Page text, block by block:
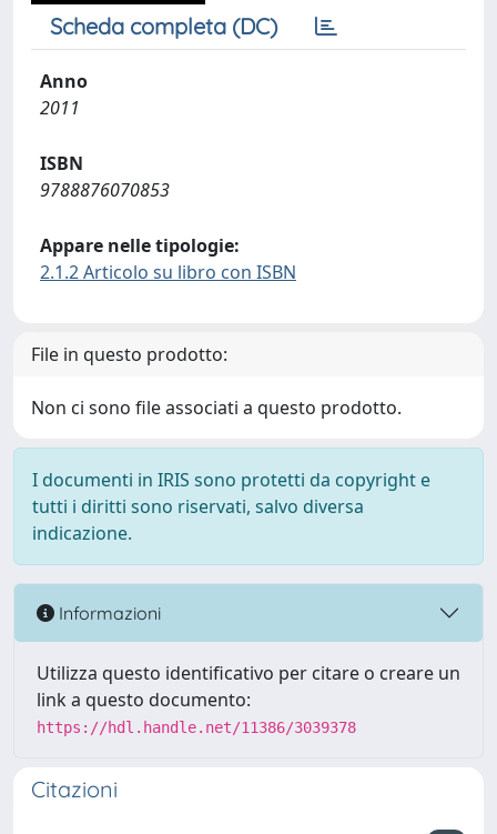
Scheda completa (DC)
Anno
2011
ISBN
9788876070853
Appare nelle tipologie:
2.1.2 Articolo su libro con ISBN
File in questo prodotto:
Non ci sono file associati a questo prodotto.
I documenti in IRIS sono protetti da copyright e
tutti i diritti sono riservati, salvo diversa
indicazione.
Informazioni
Utilizza questo identificativo per citare o creare un
link a questo documento:
https://hdl.handle.net/11386/3039378
Citazioni